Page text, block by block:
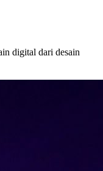
digital dari desain